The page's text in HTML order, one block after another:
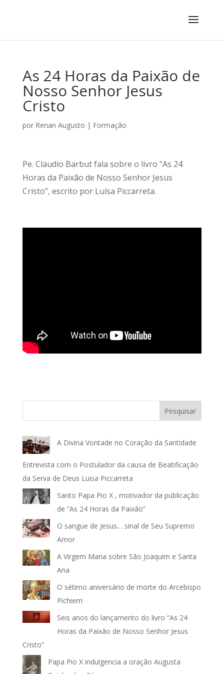
As 24 Horas da Paixão de
Nosso Senhor Jesus
Cristo
por Renan Augusto | Formação
Pe. Claudio Barbut fala sobre o livro “As 24
Horas da Paixão de Nosso Senhor Jesus
Cristo”, escrito por Luísa Piccarreta.
Pesquisar
A Divina Vontade no Coração da Santidade
Entrevista com o Postulador da causa de Beatificação
da Serva de Deus Luisa Piccarreta
Santo Papa Pio X , motivador da publicação
de “As 24 Horas da Paixão”
O sangue de Jesus… sinal de Seu Supremo
Amor
A Virgem Maria sobre São Joaquim e Santa
Ana
O sétimo aniversário de morte do Arcebispo
Pichierri
Seis anos do lançamento do livro “As 24
Horas da Paixão de Nosso Senhor Jesus
Cristo”
Papa Pio X indulgencia a oração Augusta